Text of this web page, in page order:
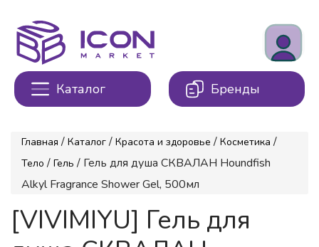
Каталог Бренды
Главная / Каталог / Красота и здоровье / Косметика /
Тело / Гель / Гель для душа СКВАЛАН Houndfish
Alkyl Fragrance Shower Gel, 500мл
[VIVIMIYU] Гель для